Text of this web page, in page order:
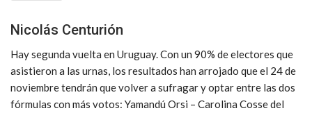
Nicolás Centurión
Hay segunda vuelta en Uruguay. Con un 90% de electores que
asistieron a las urnas, los resultados han arrojado que el 24 de
noviembre tendrán que volver a sufragar y optar entre las dos
fórmulas con más votos: Yamandú Orsi – Carolina Cosse del